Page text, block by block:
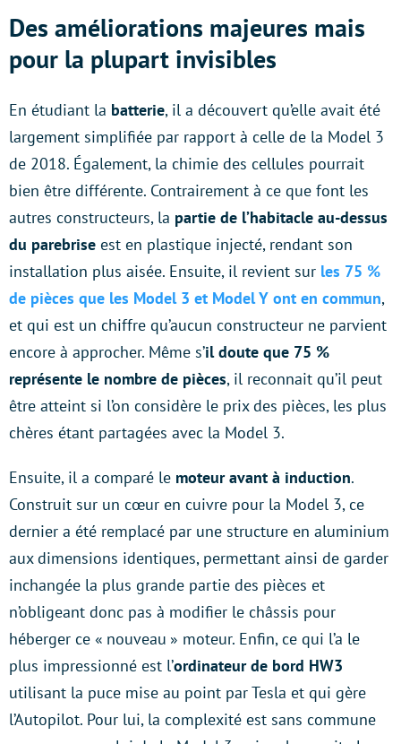
Des améliorations majeures mais
pour la plupart invisibles
En étudiant la batterie, il a découvert qu’elle avait été
largement simplifiée par rapport à celle de la Model 3
de 2018. Également, la chimie des cellules pourrait
bien être différente. Contrairement à ce que font les
autres constructeurs, la partie de l’habitacle au-dessus
du parebrise est en plastique injecté, rendant son
installation plus aisée. Ensuite, il revient sur les 75 %
de pièces que les Model 3 et Model Y ont en commun,
et qui est un chiffre qu’aucun constructeur ne parvient
encore à approcher. Même s’il doute que 75 %
représente le nombre de pièces, il reconnait qu’il peut
être atteint si l’on considère le prix des pièces, les plus
chères étant partagées avec la Model 3.
Ensuite, il a comparé le moteur avant à induction.
Construit sur un cœur en cuivre pour la Model 3, ce
dernier a été remplacé par une structure en aluminium
aux dimensions identiques, permettant ainsi de garder
inchangée la plus grande partie des pièces et
n’obligeant donc pas à modifier le châssis pour
héberger ce « nouveau » moteur. Enfin, ce qui l’a le
plus impressionné est l’ordinateur de bord HW3
utilisant la puce mise au point par Tesla et qui gère
l’Autopilot. Pour lui, la complexité est sans commune